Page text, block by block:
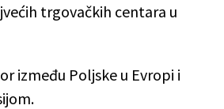
trgovačkih centara u
između Poljske u Evropi i